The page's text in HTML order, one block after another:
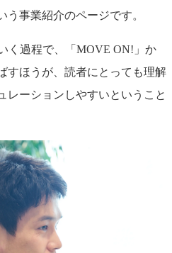
う事業紹介のページです。
く過程で、「MOVE ON!」か
すほうが、読者にとっても理解
レーションしやすいということ